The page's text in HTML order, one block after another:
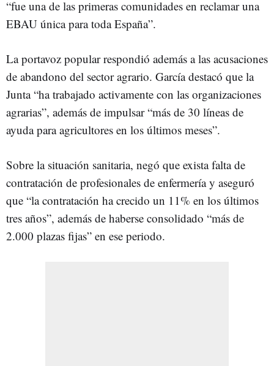
“fue una de las primeras comunidades en reclamar una
EBAU única para toda España”.
La portavoz popular respondió además a las acusaciones
de abandono del sector agrario. García destacó que la
Junta “ha trabajado activamente con las organizaciones
agrarias”, además de impulsar “más de 30 líneas de
ayuda para agricultores en los últimos meses”.
Sobre la situación sanitaria, negó que exista falta de
contratación de profesionales de enfermería y aseguró
que “la contratación ha crecido un 11% en los últimos
tres años”, además de haberse consolidado “más de
2.000 plazas fijas” en ese periodo.